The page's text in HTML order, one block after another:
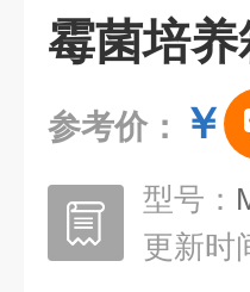
霉菌培养
参考价： ￥
型号：
更新时